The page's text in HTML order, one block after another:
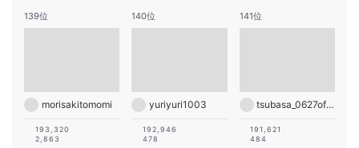
139位
morisakitomomi
193,320
2,863
140位
yuriyuri1003
192,946
478
141位
tsubasa_0627official
191,621
484